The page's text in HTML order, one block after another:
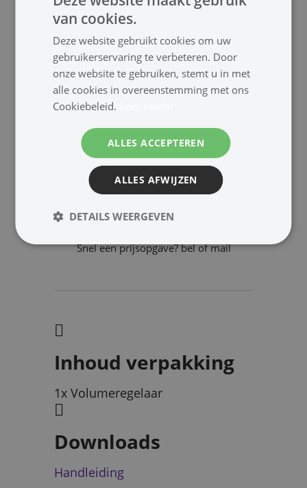
buiten gebruik moet worden
gesteld, breng het dan naar een
plaatselijke recyclingfabriek voor
een verwijdering die niet
schadelijk is voor het milieu.
Contact en ondersteuning
advies@cjonline.nl
Snel een prijsopgave? bel of mail
Inhoud verpakking
1x Volumeregelaar
Downloads
Handleiding
van cookies.
Deze website gebruikt cookies om uw
gebruikerservaring te verbeteren. Door
onze website te gebruiken, stemt u in met
alle cookies in overeenstemming met ons
Cookiebeleid.
ALLES ACCEPTEREN
ALLES AFWIJZEN
DETAILS WEERGEVEN